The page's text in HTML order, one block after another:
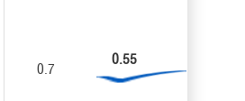
0.7
0.55